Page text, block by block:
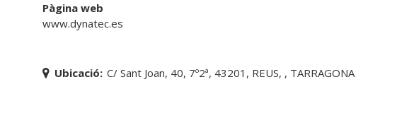
Pàgina web
www.dynatec.es
Ubicació: C/ Sant Joan, 40, 7º2ª, 43201, REUS, , TARRAGONA